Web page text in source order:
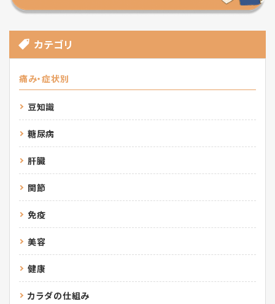
カテゴリ
痛み・症状別
豆知識
糖尿病
肝臓
関節
免疫
美容
健康
カラダの仕組み